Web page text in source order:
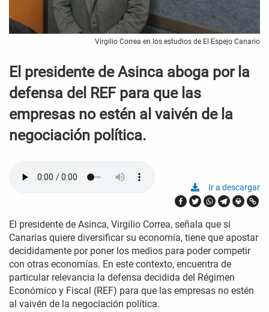
Virgilio Correa en los estudios de El Espejo Canario
El presidente de Asinca aboga por la
defensa del REF para que las
empresas no estén al vaivén de la
negociación política.
Ir a descargar
El presidente de Asinca, Virgilio Correa, señala que si
Canarias quiere diversificar su economía, tiene que apostar
decididamente por poner los medios para poder competir
con otras economías. En este contexto, encuentra de
particular relevancia la defensa decidida del Régimen
Económico y Fiscal (REF) para que las empresas no estén
al vaivén de la negociación política.